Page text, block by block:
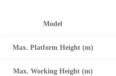
Model
Max. Platform Height (m)
Max. Working Height (m)